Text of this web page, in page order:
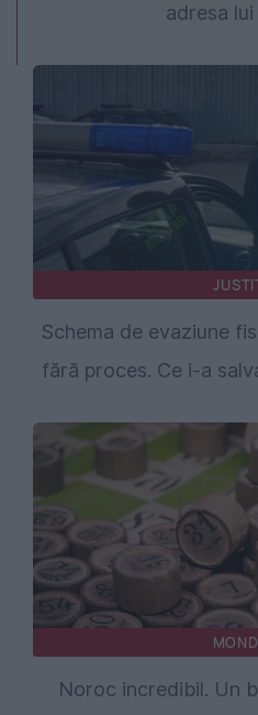
adresa
Schema de evaziune
fără proces. Ce i-a
Noroc incredibil. Un